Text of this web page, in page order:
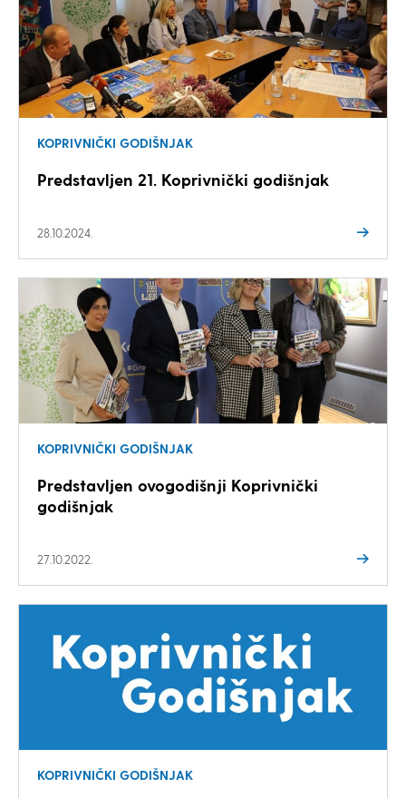
KOPRIVNIČKI GODIŠNJAK
Predstavljen 21. Koprivnički godišnjak
28.10.2024.
KOPRIVNIČKI GODIŠNJAK
Predstavljen ovogodišnji Koprivnički
godišnjak
27.10.2022.
KOPRIVNIČKI GODIŠNJAK